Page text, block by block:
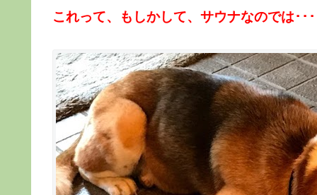
これって、もしかして、サウナなのでは･･